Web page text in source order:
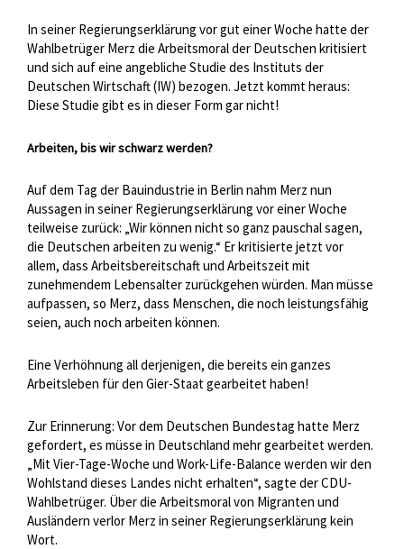
In seiner Regierungserklärung vor gut einer Woche hatte der
Wahlbetrüger Merz die Arbeitsmoral der Deutschen kritisiert
und sich auf eine angebliche Studie des Instituts der
Deutschen Wirtschaft (IW) bezogen. Jetzt kommt heraus:
Diese Studie gibt es in dieser Form gar nicht!
Arbeiten, bis wir schwarz werden?
Auf dem Tag der Bauindustrie in Berlin nahm Merz nun
Aussagen in seiner Regierungserklärung vor einer Woche
teilweise zurück: „Wir können nicht so ganz pauschal sagen,
die Deutschen arbeiten zu wenig.“ Er kritisierte jetzt vor
allem, dass Arbeitsbereitschaft und Arbeitszeit mit
zunehmendem Lebensalter zurückgehen würden. Man müsse
aufpassen, so Merz, dass Menschen, die noch leistungsfähig
seien, auch noch arbeiten können.
Eine Verhöhnung all derjenigen, die bereits ein ganzes
Arbeitsleben für den Gier-Staat gearbeitet haben!
Zur Erinnerung: Vor dem Deutschen Bundestag hatte Merz
gefordert, es müsse in Deutschland mehr gearbeitet werden.
„Mit Vier-Tage-Woche und Work-Life-Balance werden wir den
Wohlstand dieses Landes nicht erhalten“, sagte der CDU-
Wahlbetrüger. Über die Arbeitsmoral von Migranten und
Ausländern verlor Merz in seiner Regierungserklärung kein
Wort.